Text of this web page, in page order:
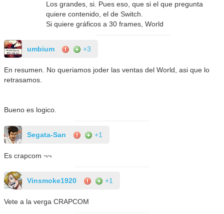
Los grandes, si. Pues eso, que si el que pregunta
quiere contenido, el de Switch.
Si quiere gráficos a 30 frames, World
umbium +3
En resumen. No queriamos joder las ventas del World, asi que lo
retrasamos.
Bueno es logico.
Segata-San +1
Es crapcom ¬¬
Vinsmoke1920 +1
Vete a la verga CRAPCOM